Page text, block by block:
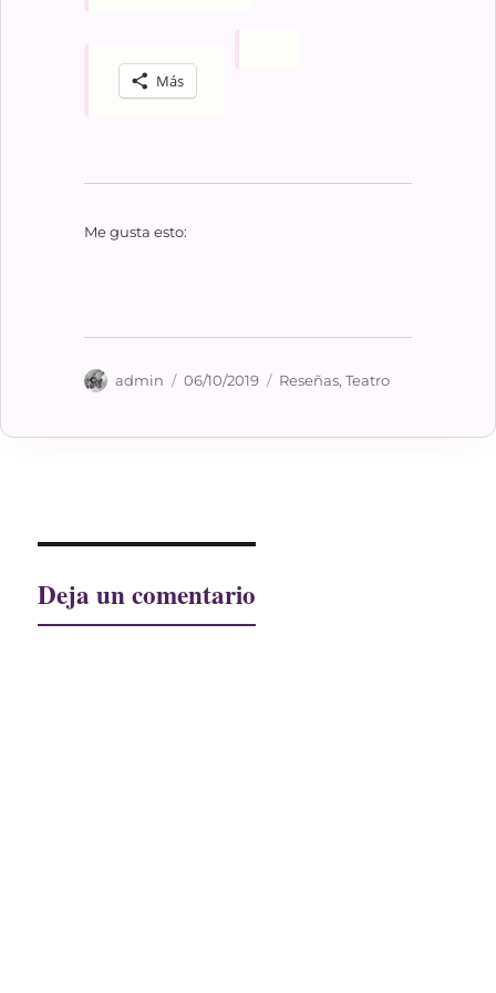
Más
Me gusta esto:
Autor
admin
Publicado
06/10/2019 Categorías
Reseñas, Teatro
Deja un comentario